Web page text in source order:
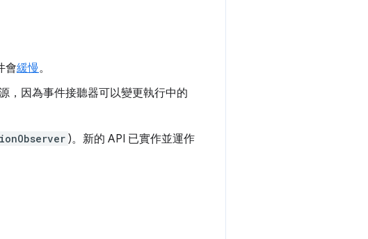
會緩慢。
，因為事件接聽器可以變更執行中的
)。新的 API 已實作並運作